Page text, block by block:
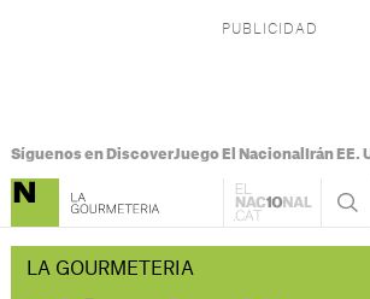
Síguenos en DiscoverJuego El Nacional Irán EE.
LA GOURMETERIA